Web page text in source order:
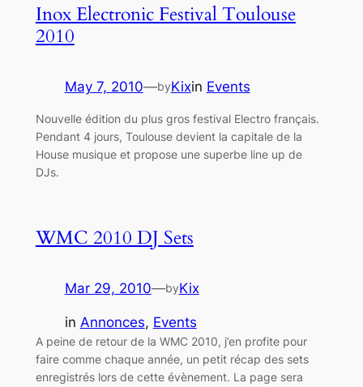
Inox Electronic Festival Toulouse
2010
May 7, 2010—byKixin Events
Nouvelle édition du plus gros festival Electro français.
Pendant 4 jours, Toulouse devient la capitale de la
House musique et propose une superbe line up de
DJs.
WMC 2010 DJ Sets
Mar 29, 2010—byKix
in Annonces, Events
A peine de retour de la WMC 2010, j’en profite pour
faire comme chaque année, un petit récap des sets
enregistrés lors de cette évènement. La page sera